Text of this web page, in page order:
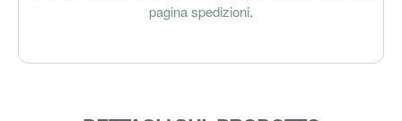
pagina spedizioni.